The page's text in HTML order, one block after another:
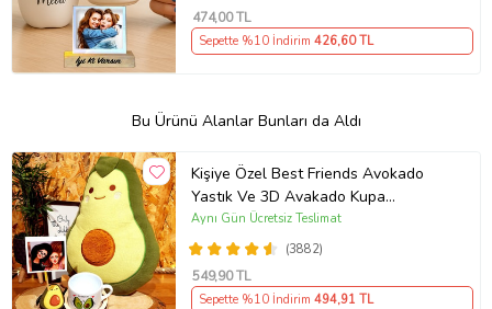
474,00 TL
Sepette %10 İndirim 426,60 TL
Bu Ürünü Alanlar Bunları da Aldı
Kişiye Özel Best Friends Avokado
Yastık Ve 3D Avakado Kupa
Arkadaşa Hediye
(3882)
Aynı Gün Ücretsiz Teslimat
549,90 TL
Sepette %10 İndirim 494,91 TL